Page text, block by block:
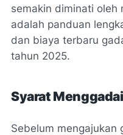
semakin diminati oleh
adalah panduan
dan biaya terbaru
tahun 2025.
Syarat
Sebelum mengajukan